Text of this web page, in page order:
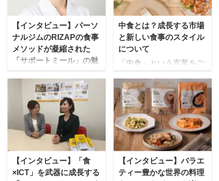
など、日本だけでなく海
外各地から取り寄せた、
選りすぐりの食品をそろ
えていることで有名で
す。 だいすけちょっとい
な高級スーパーというイ
メージですね。 その成城
石井が、食品・お弁当ト
レー製造メーカー最大手
のエフピコ社と組んで販
売しているのが「レンジ
アップ惣菜」の「生から
惣菜」シリーズです。 特
殊な高性能プラスチック
れており、電子レンジの
普及によって冷凍食品は
昔よりも美味しくなった
とされています。 今回は
プ！通販やスーパーで購
入できる人気商品を厳選
してご紹介していきま
す。 お店以上のもの
も！？冷凍ピザの魅力と
選び方 冷凍ピザは、
1964年に始めて輸入、販
売が開始された当初こそ
「西洋風お好み焼き」と
【インタビュー】パーソ
ナルジムのRIZAPの食事
メソッドが凝縮された
「サポートミール」の魅
力とは？
”結果にコミットする”プ
ライベートジムで有名な
RIZAP。実は、その食事
メソッドを詰め込んだ冷
凍弁当である、低糖質フ
ード「サポートミール」
も人気なのをご存じだろ
うか。 今回は、「サポー
中食とは？成長する市場
と新しい食事のスタイル
について
「中食」という言葉をご
スなどでも取り上げられ
たこともありますが、
「聞いたことはあるけれ
ど詳しくは知らない」と
いう方が多いのではない
かと思います。 「外食」
や「内食」とは異なるま
ったく新しい食事形態と
【インタビュー】「食
×ICT」を武器に成長する
【インタビュー】バラエ
ティー豊かな世界の料理